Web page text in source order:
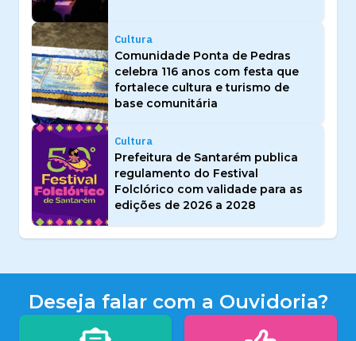
Cultura
Comunidade Ponta de Pedras
celebra 116 anos com festa que
fortalece cultura e turismo de
base comunitária
Cultura
Prefeitura de Santarém publica
regulamento do Festival
Folclórico com validade para as
edições de 2026 a 2028
Deseja falar com a Ouvidoria?